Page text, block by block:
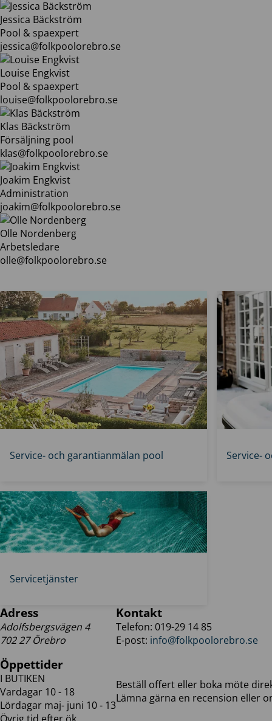
Jessica Bäckström
Pool & spaexpert
jessica@folkpoolorebro.se
Louise Engkvist
Pool & spaexpert
louise@folkpoolorebro.se
Klas Bäckström
Försäljning pool
klas@folkpoolorebro.se
Joakim Engkvist
Administration
joakim@folkpoolorebro.se
Olle Nordenberg
Arbetsledare
olle@folkpoolorebro.se
Service- och garantianmälan pool Service-
Servicetjänster
Adress
Adolfsbergsvägen 4
702 27 Örebro
Kontakt
Telefon: 019-29 14 85
E-post: info@folkpoolorebro.se
Öppettider
I BUTIKEN
Vardagar 10 - 18
Lördagar maj- juni 10 - 13
Beställ offert eller boka möte
Lämna gärna en recension eller